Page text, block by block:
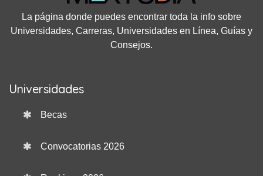
La página donde puedes encontrar toda la info sobre
Universidades, Carreras, Universidades en Línea, Guías y
Consejos.
Universidades
Becas
Convocatorias 2026